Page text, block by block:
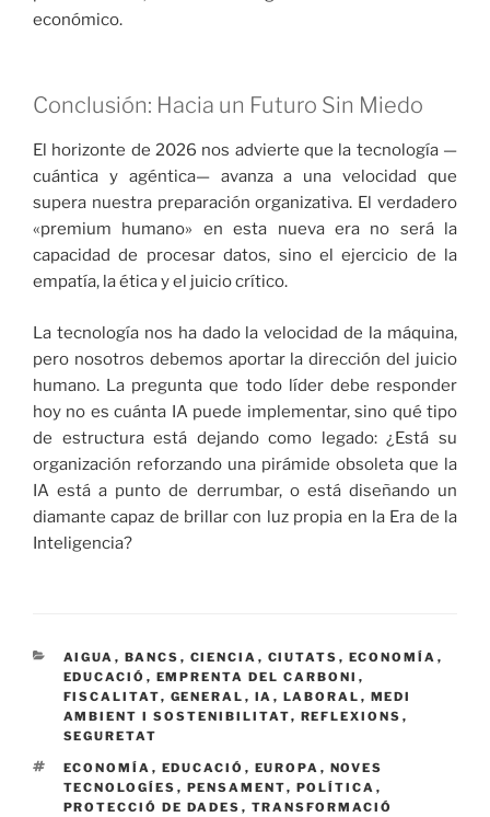
económico.
Conclusión: Hacia un Futuro Sin Miedo
El horizonte de 2026 nos advierte que la tecnología —
cuántica y agéntica— avanza a una velocidad que
supera nuestra preparación organizativa. El verdadero
«premium humano» en esta nueva era no será la
capacidad de procesar datos, sino el ejercicio de la
empatía, la ética y el juicio crítico.
La tecnología nos ha dado la velocidad de la máquina,
pero nosotros debemos aportar la dirección del juicio
humano. La pregunta que todo líder debe responder
hoy no es cuánta IA puede implementar, sino qué tipo
de estructura está dejando como legado: ¿Está su
organización reforzando una pirámide obsoleta que la
IA está a punto de derrumbar, o está diseñando un
diamante capaz de brillar con luz propia en la Era de la
Inteligencia?
CATEGORÍAS
AIGUA , BANCS , CIENCIA , CIUTATS , ECONOMÍA ,
EDUCACIÓ , EMPRENTA DEL CARBONI ,
FISCALITAT, GENERAL , IA , LABORAL , MEDI
AMBIENT I SOSTENIBILITAT, REFLEXIONS ,
SEGURETAT
ETIQUETAS
ECONOMÍA , EDUCACIÓ , EUROPA , NOVES
TECNOLOGÍES , PENSAMENT, POLÍTICA ,
PROTECCIÓ DE DADES , TRANSFORMACIÓ